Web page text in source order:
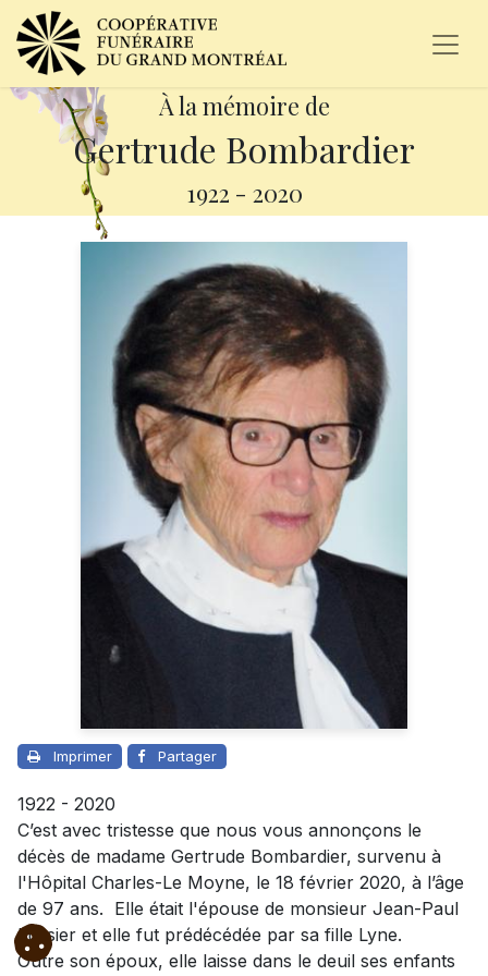
À la mémoire de
Gertrude Bombardier
1922 - 2020
Imprimer Partager
1922 - 2020
C’est avec tristesse que nous vous annonçons le
décès de madame Gertrude Bombardier, survenu à
l'Hôpital Charles-Le Moyne, le 18 février 2020, à l’âge
de 97 ans. Elle était l'épouse de monsieur Jean-Paul
Lussier et elle fut prédécédée par sa fille Lyne.
Outre son époux, elle laisse dans le deuil ses enfants